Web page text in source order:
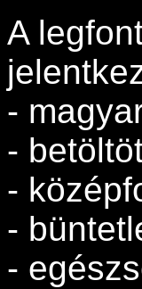
A
-
-
-
-
-